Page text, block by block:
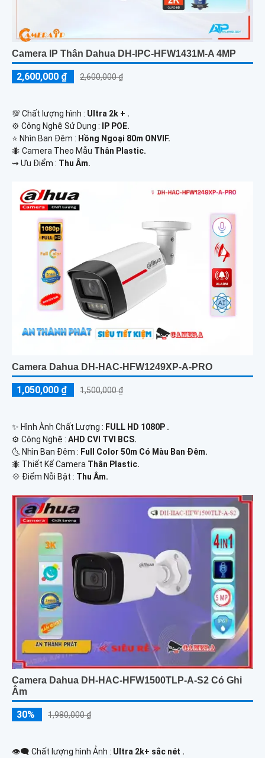
Camera IP Thân Dahua DH-IPC-HFW1431M-A 4MP
2,600,000 ₫ 2,600,000 ₫
💯 Chất lượng hình : Ultra 2k + .
⚙ Công Nghệ Sử Dụng :
IP POE.
⭐ Nhìn Ban Đêm : Hồng Ngoại 80m ONVIF.
🐜 Camera Theo Mẫu Thân Plastic.
️⇝ Ưu Điểm : Thu Âm.
Camera Dahua DH-HAC-HFW1249XP-A-PRO
1,050,000 ₫ 1,500,000 ₫
✨ Hình Ành Chất Lượng : FULL HD 1080P .
⚙ Công Nghệ : AHD CVI TVI BCS.
🌜 Nhìn Ban Đêm : Full Color 50m Có Màu Ban Ðêm.
🐜 Thiết Kế Camera Thân Plastic.
️💠 Điểm Nỗi Bật : Thu Âm.
Camera Dahua DH-HAC-HFW1500TLP-A-S2 Có Ghi
Âm
30% 1,980,000 ₫
👁️‍🗨 Chất lượng hình Ảnh : Ultra 2k+ sắc nét .